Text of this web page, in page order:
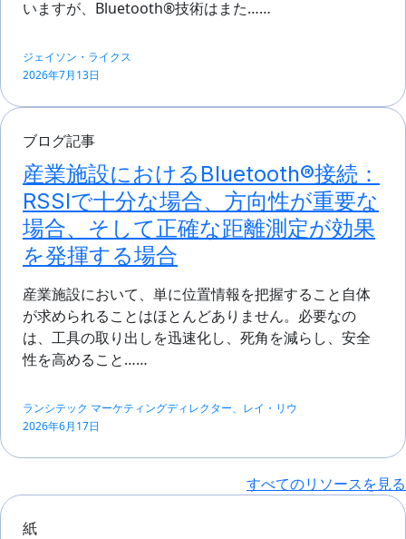
いますが、Bluetooth®技術はまた……
ジェイソン・ライクス
2026年7月13日
ブログ記事
産業施設におけるBluetooth®接続：
RSSIで十分な場合、方向性が重要な
場合、そして正確な距離測定が効果
を発揮する場合
産業施設において、単に位置情報を把握すること自体
が求められることはほとんどありません。必要なの
は、工具の取り出しを迅速化し、死角を減らし、安全
性を高めること……
ランシテック マーケティングディレクター、レイ・リウ
2026年6月17日
すべてのリソースを見る
紙